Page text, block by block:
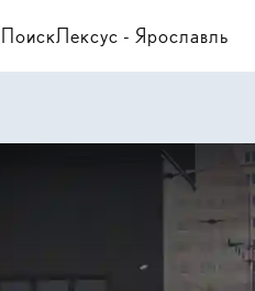
ПоискЛексус - Ярославль